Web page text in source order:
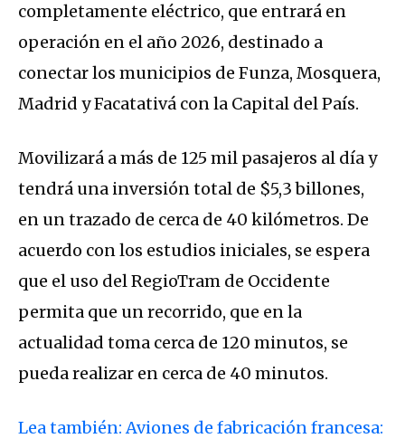
completamente eléctrico, que entrará en
operación en el año 2026, destinado a
conectar los municipios de Funza, Mosquera,
Madrid y Facatativá con la Capital del País.
Movilizará a más de 125 mil pasajeros al día y
tendrá una inversión total de $5,3 billones,
en un trazado de cerca de 40 kilómetros. De
acuerdo con los estudios iniciales, se espera
que el uso del RegioTram de Occidente
permita que un recorrido, que en la
actualidad toma cerca de 120 minutos, se
pueda realizar en cerca de 40 minutos.
Lea también: Aviones de fabricación francesa: